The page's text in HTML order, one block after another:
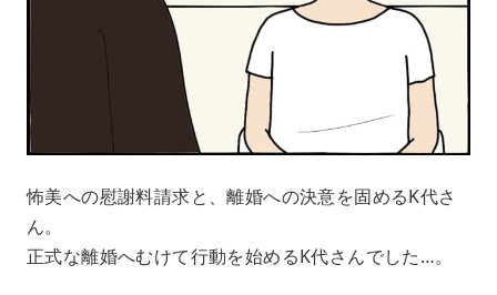
怖美への慰謝料請求と、離婚への決意を固めるK代さ
ん。
正式な離婚へむけて行動を始めるK代さんでした…。